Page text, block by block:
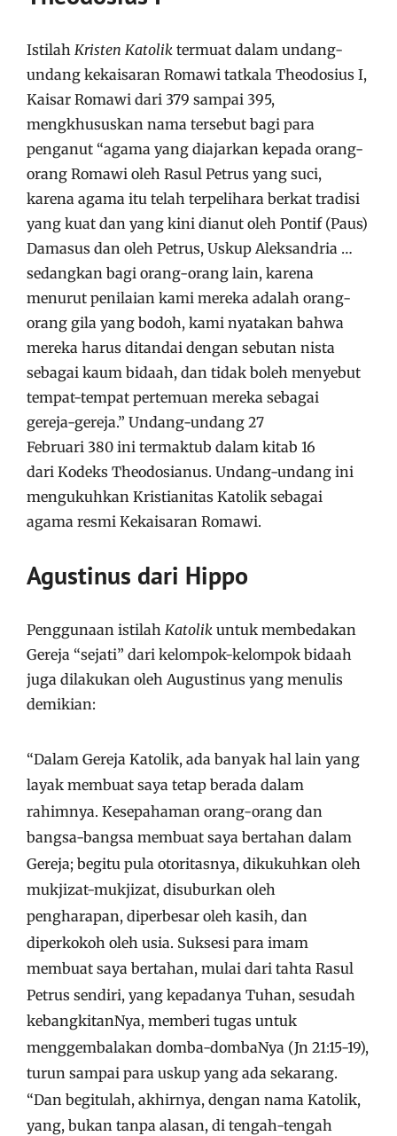
Istilah Kristen Katolik termuat dalam undang-
undang kekaisaran Romawi tatkala Theodosius I,
Kaisar Romawi dari 379 sampai 395,
mengkhususkan nama tersebut bagi para
penganut “agama yang diajarkan kepada orang-
orang Romawi oleh Rasul Petrus yang suci,
karena agama itu telah terpelihara berkat tradisi
yang kuat dan yang kini dianut oleh Pontif (Paus)
Damasus dan oleh Petrus, Uskup Aleksandria …
sedangkan bagi orang-orang lain, karena
menurut penilaian kami mereka adalah orang-
orang gila yang bodoh, kami nyatakan bahwa
mereka harus ditandai dengan sebutan nista
sebagai kaum bidaah, dan tidak boleh menyebut
tempat-tempat pertemuan mereka sebagai
gereja-gereja.” Undang-undang 27
Februari 380 ini termaktub dalam kitab 16
dari Kodeks Theodosianus. Undang-undang ini
mengukuhkan Kristianitas Katolik sebagai
agama resmi Kekaisaran Romawi.
Agustinus dari Hippo
Penggunaan istilah Katolik untuk membedakan
Gereja “sejati” dari kelompok-kelompok bidaah
juga dilakukan oleh Augustinus yang menulis
demikian:
“Dalam Gereja Katolik, ada banyak hal lain yang
layak membuat saya tetap berada dalam
rahimnya. Kesepahaman orang-orang dan
bangsa-bangsa membuat saya bertahan dalam
Gereja; begitu pula otoritasnya, dikukuhkan oleh
mukjizat-mukjizat, disuburkan oleh
pengharapan, diperbesar oleh kasih, dan
diperkokoh oleh usia. Suksesi para imam
membuat saya bertahan, mulai dari tahta Rasul
Petrus sendiri, yang kepadanya Tuhan, sesudah
kebangkitanNya, memberi tugas untuk
menggembalakan domba-dombaNya (Jn 21:15-19),
turun sampai para uskup yang ada sekarang.
“Dan begitulah, akhirnya, dengan nama Katolik,
yang, bukan tanpa alasan, di tengah-tengah